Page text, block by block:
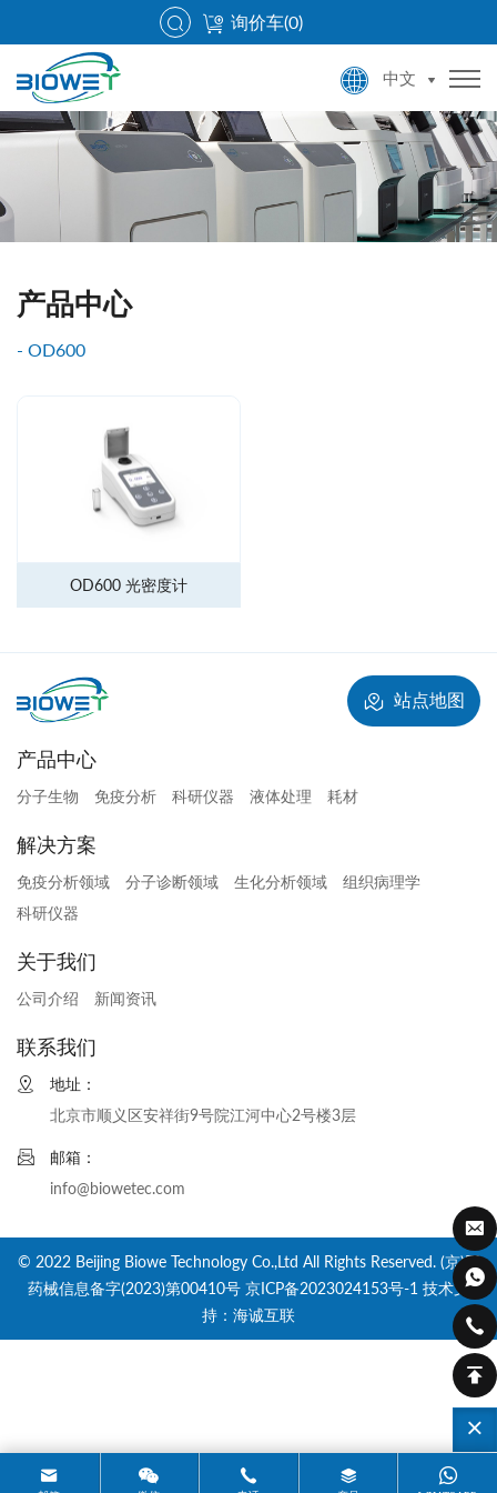
询价车(0)
中文
产品中心
OD600
OD600 光密度计
站点地图
产品中心
分子生物 免疫分析 科研仪器 液体处理 耗材
解决方案
免疫分析领域 分子诊断领域 生化分析领域
组织病理学
科研仪器
关于我们
公司介绍 新闻资讯
联系我们
地址：
北京市顺义区安祥街9号院江河中心2号楼3层
邮箱：
info@biowetec.com
© 2022 Beijing Biowe Technology Co.,Ltd All Rights Reserved. (京)网
药械信息备字(2023)第00410号 京ICP备2023024153号-1 技术支
持：海诚互联